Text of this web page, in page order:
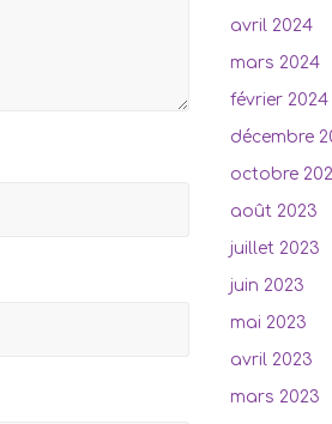
avril 2024
mars 2024
février 2024
décembre
octobre
août 2023
juillet 2023
juin 2023
mai 2023
avril 2023
mars 2023